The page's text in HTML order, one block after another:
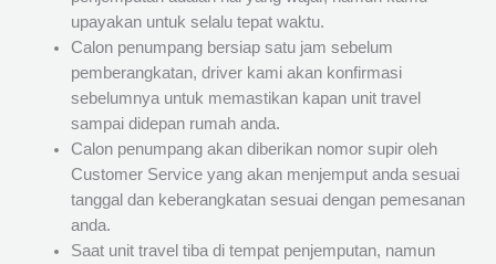
upayakan untuk selalu tepat waktu.
Calon penumpang bersiap satu jam sebelum
pemberangkatan, driver kami akan konfirmasi
sebelumnya untuk memastikan kapan unit travel
sampai didepan rumah anda.
Calon penumpang akan diberikan nomor supir oleh
Customer Service yang akan menjemput anda sesuai
tanggal dan keberangkatan sesuai dengan pemesanan
anda.
Saat unit travel tiba di tempat penjemputan, namun